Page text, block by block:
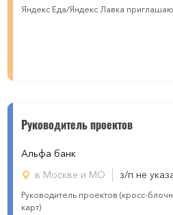
Яндекс Еда/Яндекс Лавка
Руководитель проектов
Альфа банк
в Москве и МО
з/п не
Руководитель проектов (кросс-
карт)